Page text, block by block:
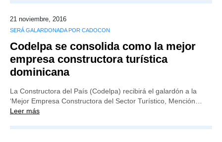
21 noviembre, 2016
SERÁ GALARDONADA POR CADOCON
Codelpa se consolida como la mejor
empresa constructora turística
dominicana
La Constructora del País (Codelpa) recibirá el galardón a la
‘Mejor Empresa Constructora del Sector Turístico, Mención…
Leer más